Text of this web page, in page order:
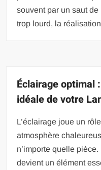
souvent par un saut
trop lourd, la
Éclairage optimal
idéale de votre
L’éclairage joue un
atmosphère
n’importe quelle
devient un élément